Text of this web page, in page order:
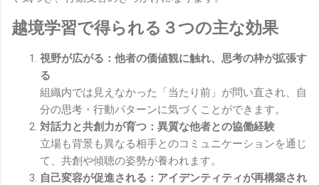
越境学習で得られる３つの主な効果
視野が広がる：他者の価値観に触れ、思考の枠が拡張す
る
組織内では見えなかった「当たり前」が問い直され、自
分の思考・行動パターンに気づくことができます。
対話力と共創力が育つ：異質な他者との協働経験
立場も背景も異なる相手とのコミュニケーションを通じ
て、共創や傾聴の姿勢が養われます。
自己変容が促進される：アイデンティティが再構築され